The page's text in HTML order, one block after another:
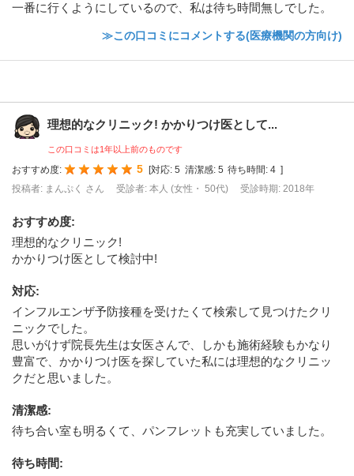
一番に行くようにしているので、私は待ち時間無しでした。
≫この口コミにコメントする(医療機関の方向け)
理想的なクリニック! かかりつけ医として...
この口コミは1年以上前のものです
おすすめ度: 5 対応: 5 清潔感: 5 待ち時間: 4
投稿者: まんぷく さん
受診者: 本人 (女性・ 50代) 受診時期: 2018年
おすすめ度:
理想的なクリニック!
かかりつけ医として検討中!
対応:
インフルエンザ予防接種を受けたくて検索して見つけたクリ
ニックでした。
思いがけず院長先生は女医さんで、しかも施術経験もかなり
豊富で、かかりつけ医を探していた私には理想的なクリニッ
クだと思いました。
清潔感:
待ち合い室も明るくて、パンフレットも充実していました。
待ち時間: